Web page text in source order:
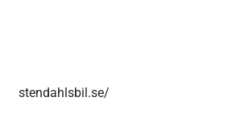
stendahlsbil.se/